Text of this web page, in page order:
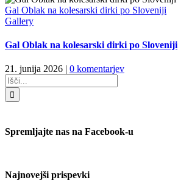
Gal Oblak na kolesarski dirki po Sloveniji
Gallery
Gal Oblak na kolesarski dirki po Sloveniji
21. junija 2026 | 0 komentarjev
Search
for:
Spremljajte nas na Facebook-u
Najnovejši prispevki